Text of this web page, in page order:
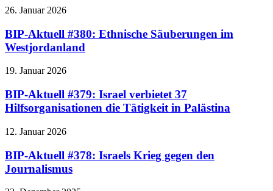
26. Januar 2026
BIP-Aktuell #380: Ethnische Säuberungen im
Westjordanland
19. Januar 2026
BIP-Aktuell #379: Israel verbietet 37
Hilfsorganisationen die Tätigkeit in Palästina
12. Januar 2026
BIP-Aktuell #378: Israels Krieg gegen den
Journalismus